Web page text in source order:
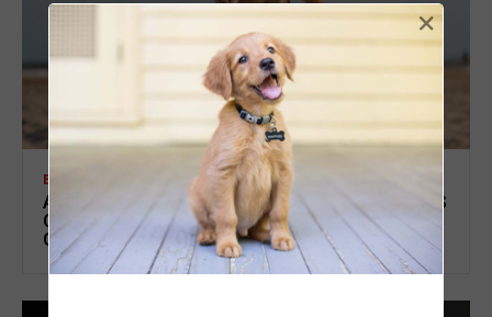
BLOG
ANSIEDADE NOS ANIMAIS NAS FÉRIAS: OS SINAIS
QUE MUITOS TUTORES IGNORAM EM CÃES E
GATOS
×